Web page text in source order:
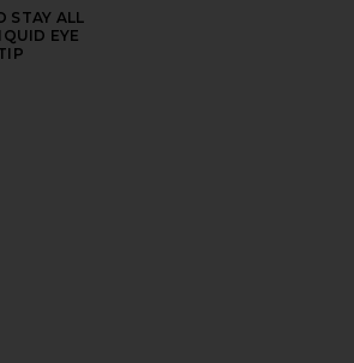
STAY ALL
EYE
PALETA CORRECTORA PERSONALIZADA